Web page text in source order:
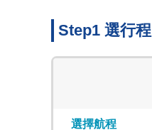
Step1 選行程
選擇航程